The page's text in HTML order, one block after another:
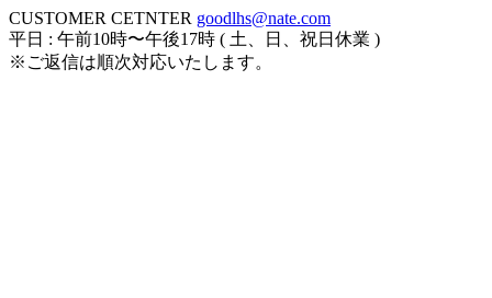
CUSTOMER CETNTER goodlhs@nate.com
平日 : 午前10時〜午後17時 ( 土、日、祝日休業 )
※ご返信は順次対応いたします。